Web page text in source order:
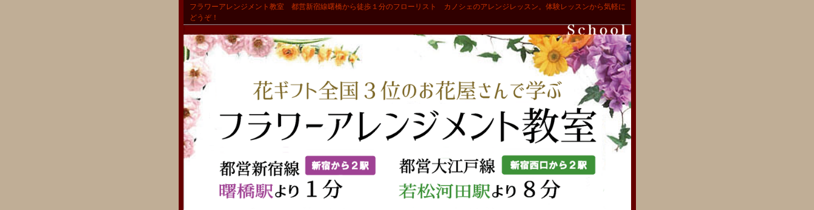
フラワーアレンジメント教室 都営新宿線曙橋から徒歩１分のフローリスト カノシェのアレンジレッスン。体験レッスンから気軽に
どうぞ！